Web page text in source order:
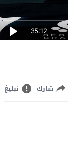
35:12
شارك تبليغ